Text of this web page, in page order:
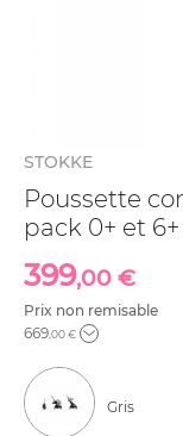
STOKKE
Poussette
pack 0+ et
399,00 €
Prix non remisable
669,00 €
Gris